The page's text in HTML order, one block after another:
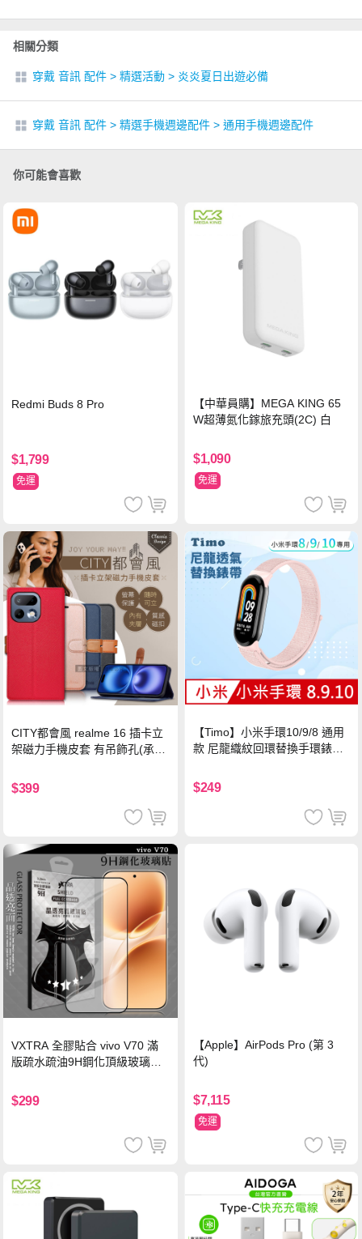
相關分類
穿戴 音訊 配件 > 精選活動 > 炎炎夏日出遊必備
穿戴 音訊 配件 > 精選手機週邊配件 > 通用手機週邊配件
你可能會喜歡
Redmi Buds 8 Pro
$1,799
免運
【中華員購】MEGA KING 65
W超薄氮化鎵旅充頭(2C) 白
$1,090
免運
CITY都會風 realme 16 插卡立
架磁力手機皮套 有吊飾孔(承諾
$399
【Timo】小米手環10/9/8 通用
款 尼龍織紋回環替換手環錶帶-
$249
VXTRA 全膠貼合 vivo V70 滿
版疏水疏油9H鋼化頂級玻璃貼
$299
【Apple】AirPods Pro (第 3
代)
$7,115
免運